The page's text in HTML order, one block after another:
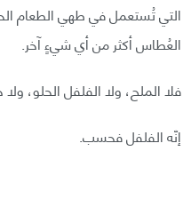
التي تُستعمل في طهي الطعام
العُطاس أكثر من أي شيءٍ آخر.
فلا الملح، ولا الفلفل الحلو،
إنّه الفلفل فحسب.